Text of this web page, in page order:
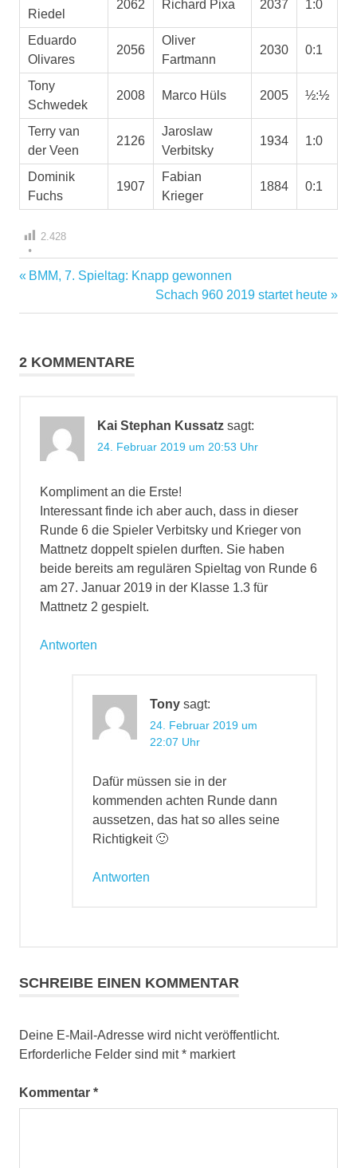
Riedel
2062 Richard Pixa 2037 1:0
Eduardo
Olivares
2056
Oliver
Fartmann
2030 0:1
Tony
Schwedek
2008 Marco Hüls 2005 ½:½
Terry van
der Veen
2126
Jaroslaw
Verbitsky
1934 1:0
Dominik
Fuchs
1907
Fabian
Krieger
1884 0:1
2.428
Beitragsnavigation
Vorheriger
BMM, 7. Spieltag: Knapp gewonnen
Nächster
Beitrag:
Schach 960 2019 startet heute
2 KOMMENTARE
Kai Stephan Kussatz sagt:
24. Februar 2019 um 20:53 Uhr
Kompliment an die Erste!
Interessant finde ich aber auch, dass in dieser
Runde 6 die Spieler Verbitsky und Krieger von
Mattnetz doppelt spielen durften. Sie haben
beide bereits am regulären Spieltag von Runde 6
am 27. Januar 2019 in der Klasse 1.3 für
Mattnetz 2 gespielt.
Antworten
Tony sagt:
24. Februar 2019 um
22:07 Uhr
Dafür müssen sie in der
kommenden achten Runde dann
aussetzen, das hat so alles seine
Richtigkeit 🙂
Antworten
SCHREIBE EINEN KOMMENTAR
Deine E-Mail-Adresse wird nicht veröffentlicht.
Erforderliche Felder sind mit* markiert
Kommentar *